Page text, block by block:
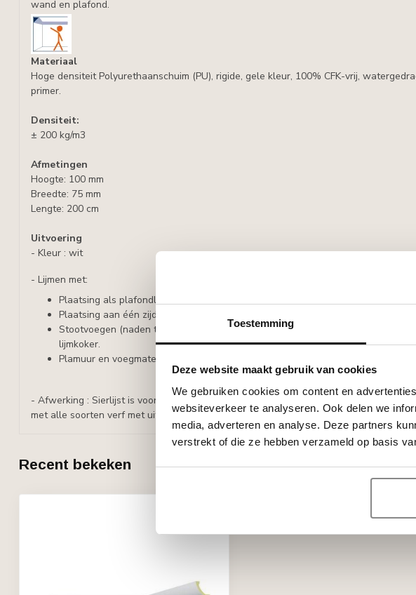
Toestemming
Deze website maakt gebruik van cookies
We gebruiken cookies om content en
websiteverkeer te analyseren. Ook delen we
media, adverteren en analyse. Deze partners
verstrekt of die ze hebben verzameld op basis
wand en plafond.
Materiaal
Hoge densiteit Polyurethaanschuim (PU), rigide, gele kleur, 100% CFK-vrij,
primer.
Densiteit:
± 200 kg/m3
Afmetingen
Hoogte: 100 mm
Breedte: 75 mm
Lengte: 200 cm
Uitvoering
- Kleur : wit
- Lijmen met:
Plaatsing als plafondlijst: ADEFIX, lijmverbruik: 5-6 meter lijst per lijmkoker.
Plaatsing aan één zijde: Adefix PLUS, lijmverbruik: 5-6 meter lijst per lijmkoker.
Stootvoegen (naden tussen lijsten), Adefix PLUS, lijmverbruik: ca. 35
lijmkoker.
Plamuur en voegmateriaal : ADEFIX
- Afwerking : Sierlijst is voorbehandeld met een watergedragen witte primer,
met alle soorten verf met uitzondering van silicaathoudende verven.
Recent bekeken